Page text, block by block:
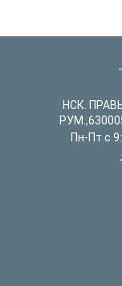
НСК.
РУМ.,
Пн-Пт с